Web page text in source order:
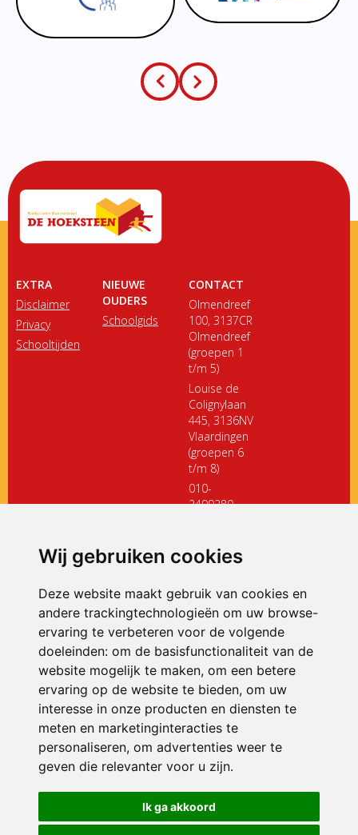
Wij gebruiken cookies
Deze website maakt gebruik van cookies en
andere trackingtechnologieën om uw browse-
ervaring te verbeteren voor de volgende
doeleinden: om de basisfunctionaliteit van de
website mogelijk te maken, om een betere
ervaring op de website te bieden, om uw
interesse in onze producten en diensten te
meten en marketinginteracties te
personaliseren, om advertenties weer te
geven die relevanter voor u zijn.
Ik ga akkoord
EXTRA
Disclaimer
Privacy
Schooltijden
NIEUWE
OUDERS
Schoolgids
CONTACT
Olmendreef
100, 3137CR
Olmendreef
(groepen 1
t/m 5)
Louise de
Colignylaan
445, 3136NV
Vlaardingen
(groepen 6
t/m 8)
010-
2499280
ONDERDEEL VAN
© 2026 De Hoeksteen | Alle rechten voorbehouden
Privacy policy|Disclaimer| Klachtenregeling|RSIN en Anbi
voorkeuren
Crealisatie The MindOffice